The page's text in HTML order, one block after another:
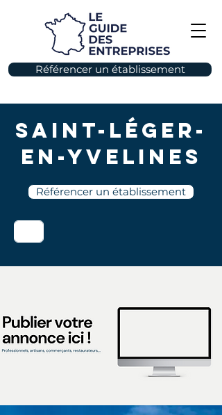
Référencer un établissement
Saint-Léger-
en-Yvelines
Référencer un établissement